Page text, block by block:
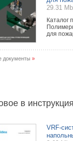
29.31 Mb
Каталог
для
документы »
в
VRF-